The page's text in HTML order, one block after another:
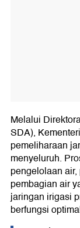
Melalui
SDA),
pemeliharaan
menyeluruh.
pengelolaan
pembagian air
jaringan irigasi
berfungsi